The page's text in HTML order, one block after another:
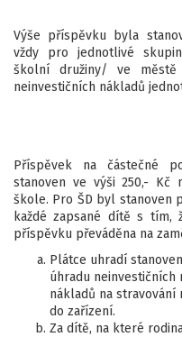
Výše příspěvku byla
vždy pro jednotlivé
školní družiny/ ve
neinvestičních nákladů
Příspěvek na částečné
stanoven ve výši 250,- Kč
škole. Pro ŠD byl stanoven
každé zapsané dítě s tím,
příspěvku převáděna na
Plátce uhradí
úhradu
nákladů na stravování
do zařízení.
Za dítě, na které